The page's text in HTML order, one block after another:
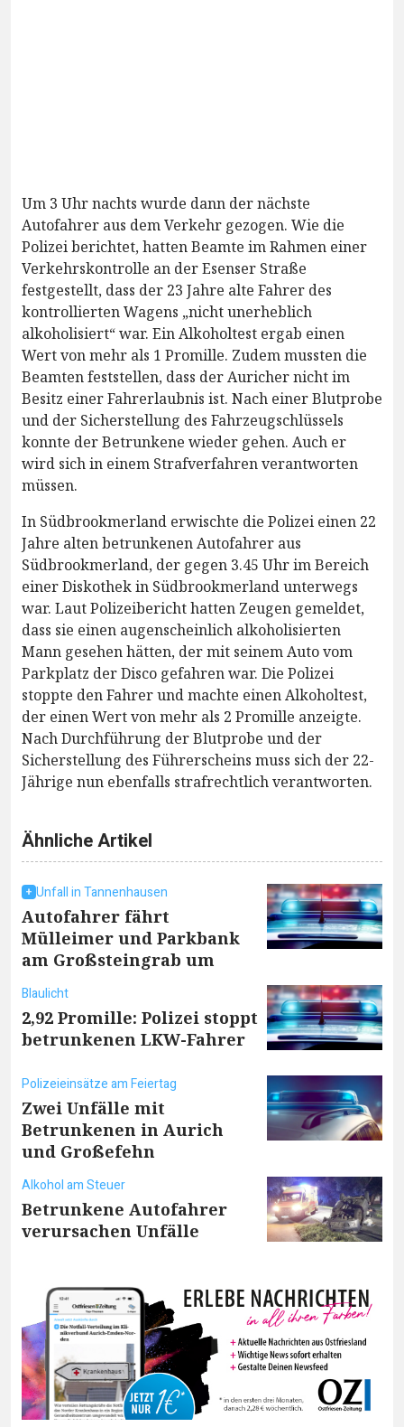
Um 3 Uhr nachts wurde dann der nächste
Autofahrer aus dem Verkehr gezogen. Wie die
Polizei berichtet, hatten Beamte im Rahmen einer
Verkehrskontrolle an der Esenser Straße
festgestellt, dass der 23 Jahre alte Fahrer des
kontrollierten Wagens „nicht unerheblich
alkoholisiert“ war. Ein Alkoholtest ergab einen
Wert von mehr als 1 Promille. Zudem mussten die
Beamten feststellen, dass der Auricher nicht im
Besitz einer Fahrerlaubnis ist. Nach einer Blutprobe
und der Sicherstellung des Fahrzeugschlüssels
konnte der Betrunkene wieder gehen. Auch er
wird sich in einem Strafverfahren verantworten
müssen.
In Südbrookmerland erwischte die Polizei einen 22
Jahre alten betrunkenen Autofahrer aus
Südbrookmerland, der gegen 3.45 Uhr im Bereich
einer Diskothek in Südbrookmerland unterwegs
war. Laut Polizeibericht hatten Zeugen gemeldet,
dass sie einen augenscheinlich alkoholisierten
Mann gesehen hätten, der mit seinem Auto vom
Parkplatz der Disco gefahren war. Die Polizei
stoppte den Fahrer und machte einen Alkoholtest,
der einen Wert von mehr als 2 Promille anzeigte.
Nach Durchführung der Blutprobe und der
Sicherstellung des Führerscheins muss sich der 22-
Jährige nun ebenfalls strafrechtlich verantworten.
Ähnliche Artikel
Unfall in Tannenhausen
Autofahrer fährt
Mülleimer und Parkbank
am Großsteingrab um
Blaulicht
2,92 Promille: Polizei stoppt
betrunkenen LKW-Fahrer
Polizeieinsätze am Feiertag
Zwei Unfälle mit
Betrunkenen in Aurich
und Großefehn
Alkohol am Steuer
Betrunkene Autofahrer
verursachen Unfälle